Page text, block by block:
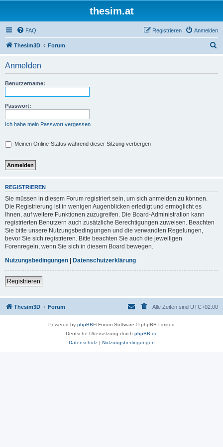
thesim.at
FAQ Anmelden
Registrieren
Thesim3D Forum
Anmelden
Benutzername:
Passwort:
Ich habe mein Passwort vergessen
Meinen Online-Status während dieser Sitzung verbergen
REGISTRIEREN
Sie müssen in diesem Forum registriert sein, um sich anmelden zu können.
Die Registrierung ist in wenigen Augenblicken erledigt und ermöglicht es
Ihnen, auf weitere Funktionen zuzugreifen. Die Board-Administration kann
registrierten Benutzern auch zusätzliche Berechtigungen zuweisen. Beachten
Sie bitte unsere Nutzungsbedingungen und die verwandten Regelungen,
bevor Sie sich registrieren. Bitte beachten Sie auch die jeweiligen
Forenregeln, wenn Sie sich in diesem Board bewegen.
Nutzungsbedingungen
Datenschutzerklärung
Registrieren
Thesim3D Forum Alle Zeiten sind UTC+02:00
Powered by phpBB® Forum Software © phpBB Limited
Deutsche Übersetzung durch phpBB.de
Datenschutz| Nutzungsbedingungen